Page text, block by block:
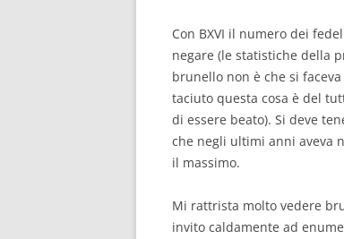
Con BXVI il numero dei
negare (le statistiche della
brunello non è che si
taciuto questa cosa è del
di essere beato). Si deve
che negli ultimi anni aveva
il massimo.
Mi rattrista molto vedere
invito caldamente ad